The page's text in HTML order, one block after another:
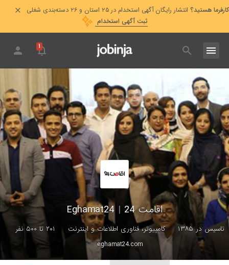
کارفرما هستید؟ انتشار رایگان آگهی استخدام در ۲۵ استان و ۲۶ دسته‌بندی شغلی
ثبت آگهی استخدام
۱
اقامت 24 |
تاسیس در ۱۳۸۵ کامپیوتر، فناوری اطلاعات و اینترنت
۲۰۱ تا ۵۰۰ نفر
eghamat24.com